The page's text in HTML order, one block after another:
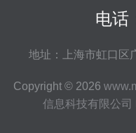
电话
地址：上海市虹口区
Copyright © 2026
信息科技有限公司